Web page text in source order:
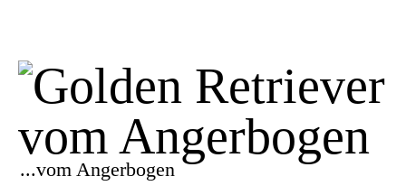
...vom Angerbogen